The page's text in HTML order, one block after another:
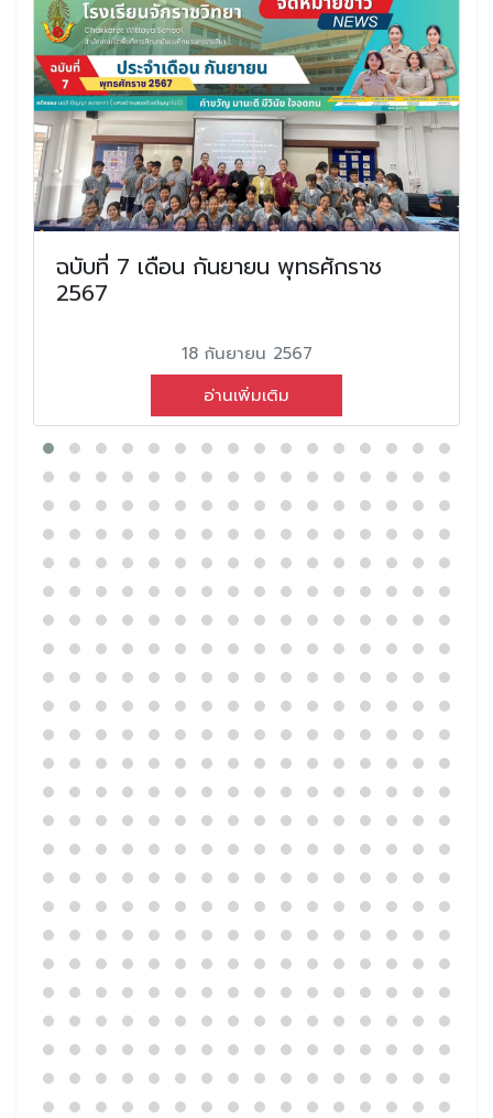
ฉบับที่ 7 เดือน กันยายน พุทธศักราช
2567
18 กันยายน 2567
อ่านเพิ่มเติม